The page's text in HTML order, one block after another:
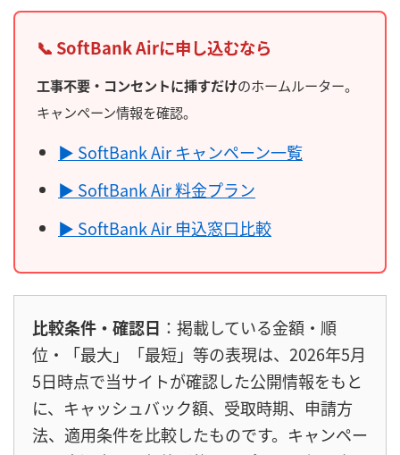
📞 SoftBank Airに申し込むなら
工事不要・コンセントに挿すだけのホームルーター。
キャンペーン情報を確認。
▶ SoftBank Air キャンペーン一覧
▶ SoftBank Air 料金プラン
▶ SoftBank Air 申込窓口比較
比較条件・確認日 ：掲載している金額・順
位・「最大」「最短」等の表現は、2026年5月
5日時点で当サイトが確認した公開情報をもと
に、キャッシュバック額、受取時期、申請方
法、適用条件を比較したものです。キャンペー